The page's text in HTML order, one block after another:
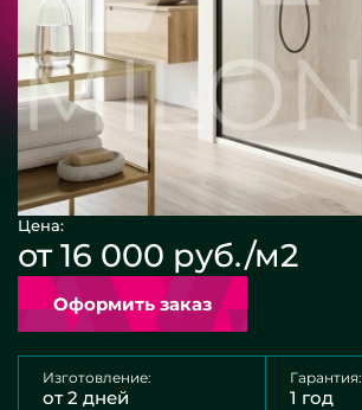
Цена:
от 16 000 руб./м2
Оформить заказ
Изготовление:
от 2 дней
Гарантия:
1 год